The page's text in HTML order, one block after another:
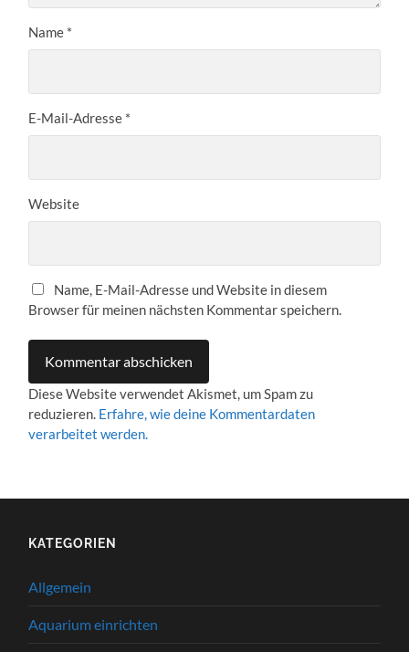
Name *
E-Mail-Adresse *
Website
Name, E-Mail-Adresse und Website in diesem
Browser für meinen nächsten Kommentar speichern.
Diese Website verwendet Akismet, um Spam zu
reduzieren. Erfahre, wie deine Kommentardaten
verarbeitet werden.
KATEGORIEN
Allgemein
Aquarium einrichten